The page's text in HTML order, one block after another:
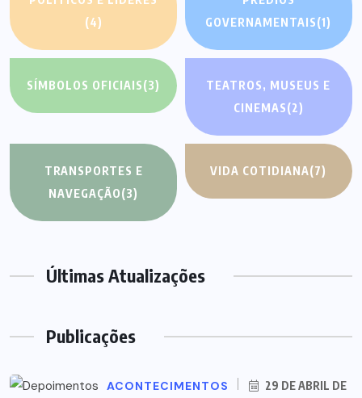
(4)
GOVERNAMENTAIS(1)
SÍMBOLOS OFICIAIS(3)
TEATROS, MUSEUS E
CINEMAS(2)
TRANSPORTES E
NAVEGAÇÃO(3)
VIDA COTIDIANA(7)
Últimas Atualizações
Publicações
ACONTECIMENTOS
29 DE ABRIL DE